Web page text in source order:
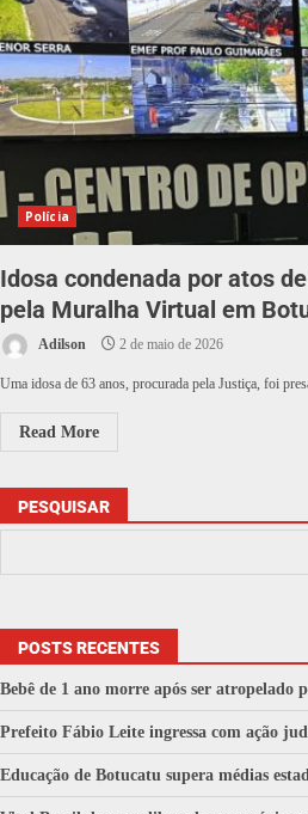
Polícia
Idosa condenada por atos
pela Muralha Virtual em
Adilson 2 de maio de 2026
Uma idosa de 63 anos, procurada pela Justiça, foi
Read More
PESQUISAR
POSTS RECENTES
Bebê de 1 ano morre após ser
Prefeito Fábio Leite ingressa com ação
Educação de Botucatu supera médias